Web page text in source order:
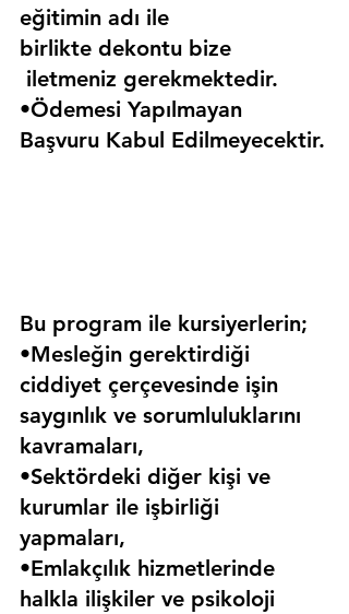
eğitimin adı ile
birlikte dekontu bize
iletmeniz gerekmektedir.
•Ödemesi Yapılmayan
Başvuru Kabul Edilmeyecektir.
Bu program ile kursiyerlerin;
•Mesleğin gerektirdiği
ciddiyet çerçevesinde işin
saygınlık ve sorumluluklarını
kavramaları,
•Sektördeki diğer kişi ve
kurumlar ile işbirliği
yapmaları,
•Emlakçılık hizmetlerinde
halkla ilişkiler ve psikoloji